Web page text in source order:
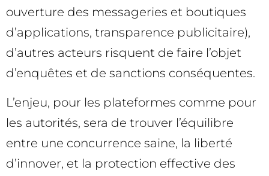
ouverture des messageries et boutiques
d’applications, transparence publicitaire),
d’autres acteurs risquent de faire l’objet
d’enquêtes et de sanctions conséquentes.
L’enjeu, pour les plateformes comme pour
les autorités, sera de trouver l’équilibre
entre une concurrence saine, la liberté
d’innover, et la protection effective des